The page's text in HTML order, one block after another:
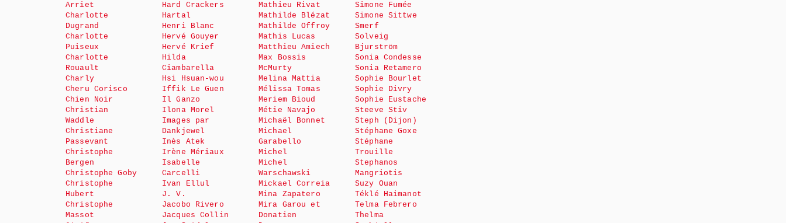
Arriet
Charlotte
Dugrand
Charlotte
Puiseux
Charlotte
Rouault
Charly
Cheru Corisco
Chien Noir
Christian
Waddle
Christiane
Passevant
Christophe
Bergen
Christophe Goby
Christophe
Hubert
Christophe
Massot
Hard Crackers
Hartal
Henri Blanc
Hervé Gouyer
Hervé Krief
Hilda
Ciambarella
Hsi Hsuan-wou
Iffik Le Guen
Il Ganzo
Ilona Morel
Images par
Dankjewel
Inès Atek
Irène Mériaux
Isabelle
Carcelli
Ivan Ellul
J. V.
Jacobo Rivero
Jacques Collin
Mathieu Rivat
Mathilde Blézat
Mathilde Offroy
Mathis Lucas
Matthieu Amiech
Max Bossis
McMurty
Melina Mattia
Mélissa Tomas
Meriem Bioud
Métie Navajo
Michaël Bonnet
Michael
Garabello
Michel
Michel
Warschawski
Mickael Correia
Mina Zapatero
Mira Garou et
Donatien
Simone Fumée
Simone Sittwe
Smerf
Solveig
Bjurström
Sonia Condesse
Sonia Retamero
Sophie Bourlet
Sophie Divry
Sophie Eustache
Steeve Stiv
Steph (Dijon)
Stéphane Goxe
Stéphane
Trouille
Stephanos
Mangriotis
Suzy Ouan
Téklé Haimanot
Telma Febrero
Thelma